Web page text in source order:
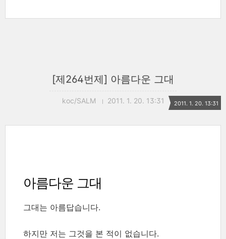
[제264번제] 아름다운 그대
koc/SALM 2011. 1. 20. 13:31 2011. 1. 20. 13:31
아름다운 그대
그대는 아름답습니다.
하지만 저는 그것을 본 적이 없습니다.